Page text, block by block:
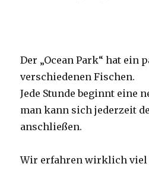
Der „Ocean Park“ hat ein
verschiedenen Fischen.
Jede Stunde beginnt eine
man kann sich jederzeit
anschließen.
Wir erfahren wirklich viel